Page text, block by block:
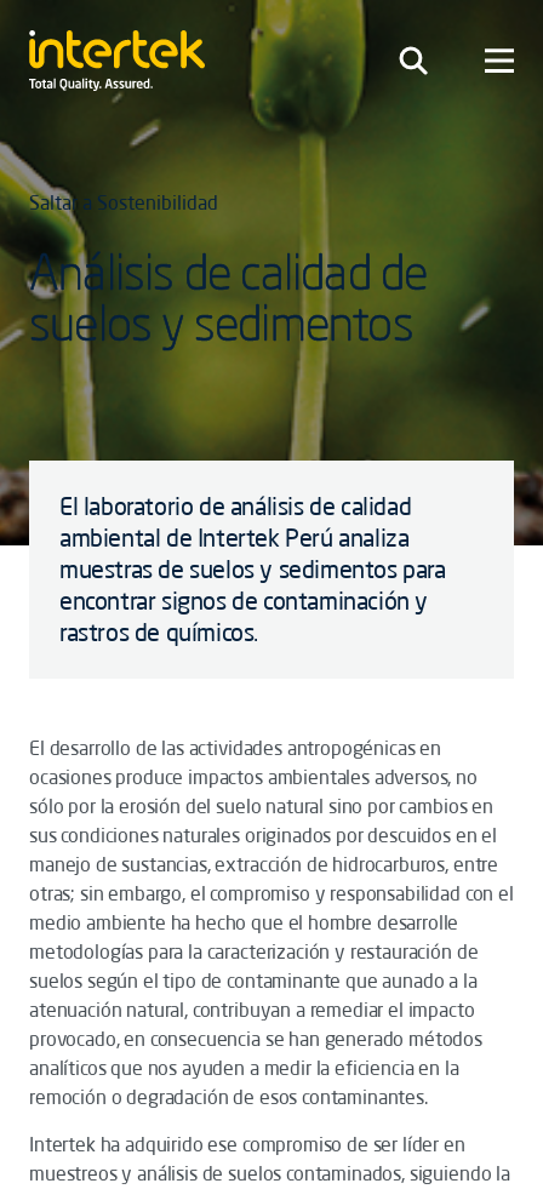
Saltar a Sostenibilidad
Análisis de calidad de
suelos y sedimentos
El laboratorio de análisis de calidad
ambiental de Intertek Perú analiza
muestras de suelos y sedimentos para
encontrar signos de contaminación y
rastros de químicos.
El desarrollo de las actividades antropogénicas en
ocasiones produce impactos ambientales adversos, no
sólo por la erosión del suelo natural sino por cambios en
sus condiciones naturales originados por descuidos en el
manejo de sustancias, extracción de hidrocarburos, entre
otras; sin embargo, el compromiso y responsabilidad con el
medio ambiente ha hecho que el hombre desarrolle
metodologías para la caracterización y restauración de
suelos según el tipo de contaminante que aunado a la
atenuación natural, contribuyan a remediar el impacto
provocado, en consecuencia se han generado métodos
analíticos que nos ayuden a medir la eficiencia en la
remoción o degradación de esos contaminantes.
Intertek ha adquirido ese compromiso de ser líder en
muestreos y análisis de suelos contaminados, siguiendo la